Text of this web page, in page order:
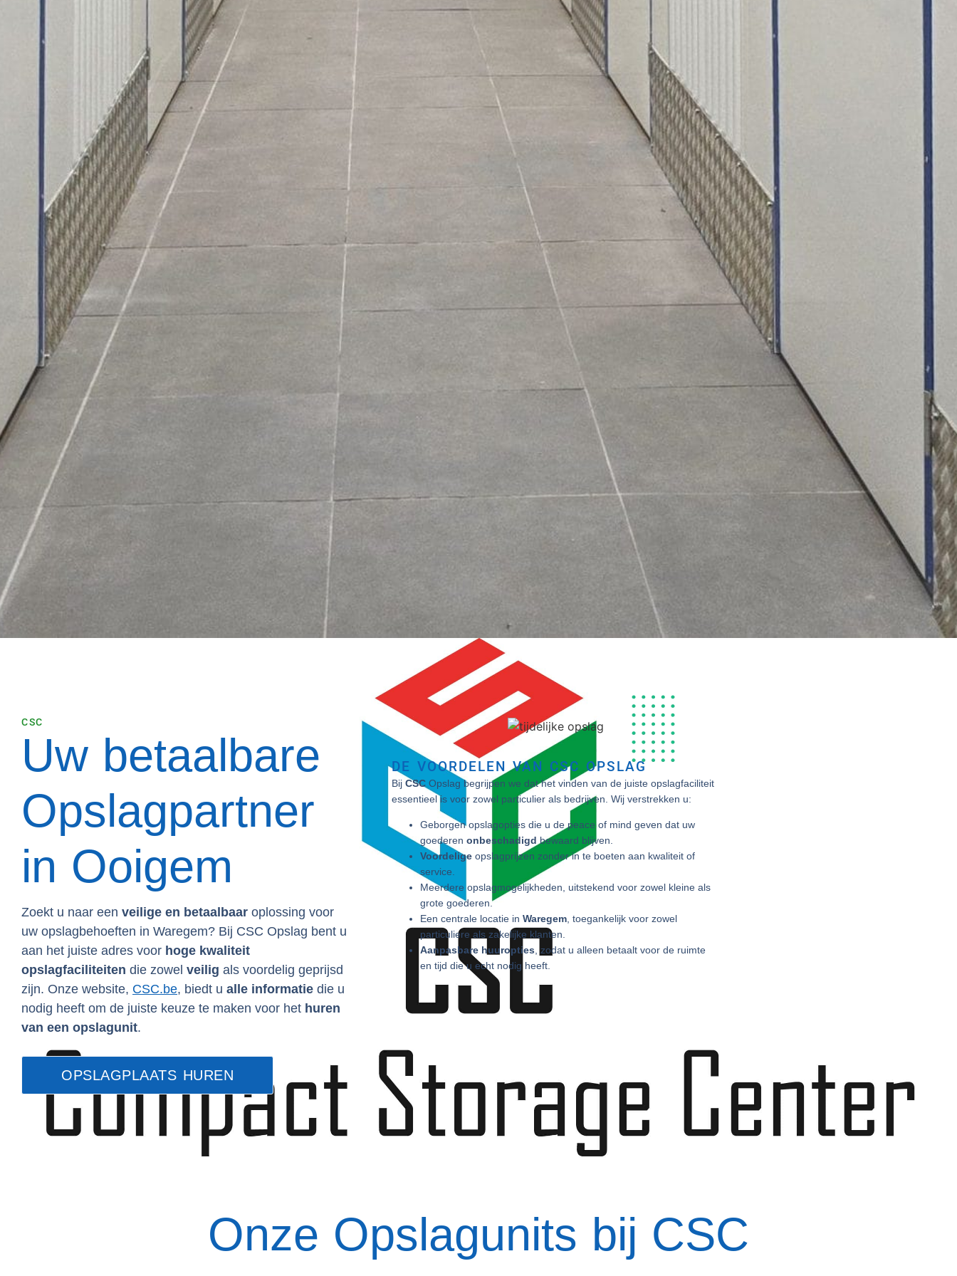
CSC
Uw betaalbare
Opslagpartner
in Ooigem
Zoekt u naar een veilige en betaalbaar oplossing voor
uw opslagbehoeften in Waregem? Bij CSC Opslag bent u
aan het juiste adres voor hoge kwaliteit
opslagfaciliteiten die zowel veilig als voordelig geprijsd
zijn. Onze website, CSC.be, biedt u alle informatie die u
nodig heeft om de juiste keuze te maken voor het huren
van een opslagunit.
OPSLAGPLAATS HUREN
DE VOORDELEN VAN CSC OPSLAG
Bij CSC Opslag begrijpen we dat het vinden van de juiste opslagfaciliteit
essentieel is voor zowel particulier als bedrijven. Wij verstrekken u:
Geborgen opslagopties die u de peace of mind geven dat uw
goederen onbeschadigd bewaard blijven.
Voordelige opslagprijzen zonder in te boeten aan kwaliteit of
service.
Meerdere opslagmogelijkheden, uitstekend voor zowel kleine als
grote goederen.
Een centrale locatie in Waregem , toegankelijk voor zowel
particuliere als zakelijke klanten.
Aanpasbare huuropties , zodat u alleen betaalt voor de ruimte
en tijd die u echt nodig heeft.
Onze Opslagunits bij CSC